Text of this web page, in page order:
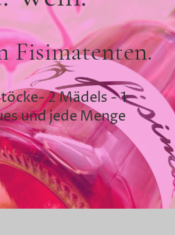
Fisimatenten.
2 Mädels - 1
und jede Menge